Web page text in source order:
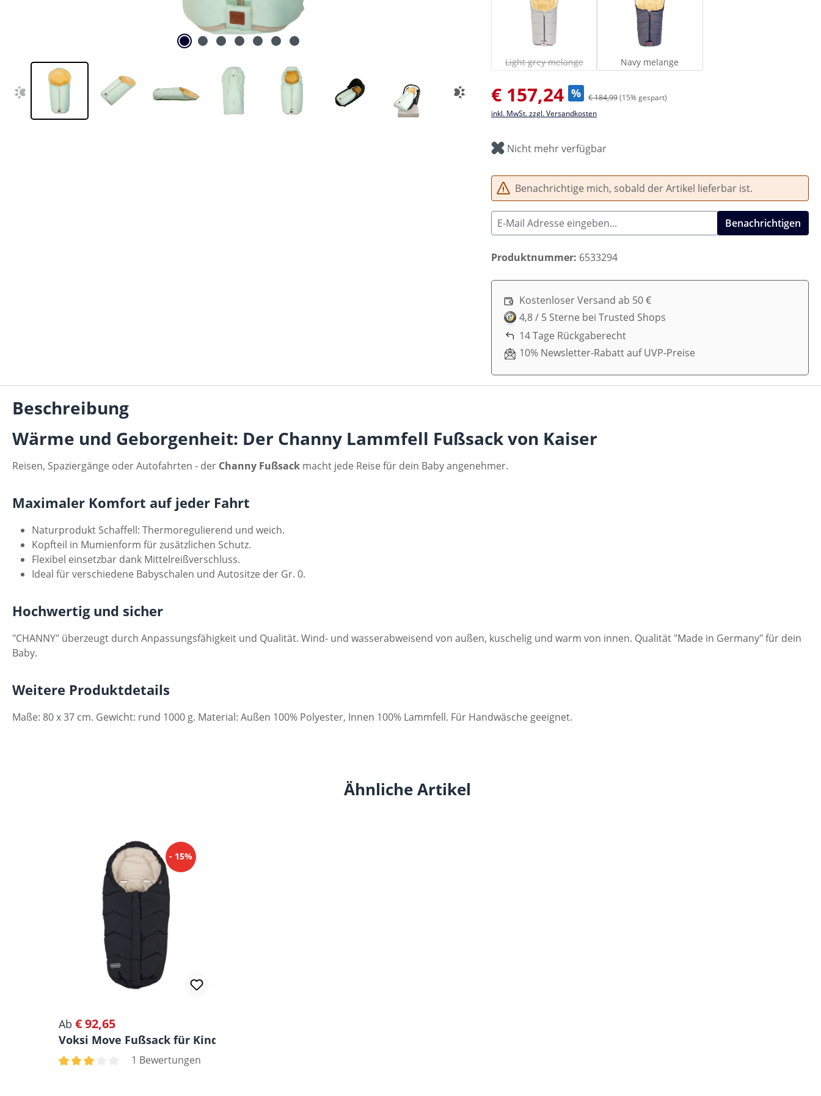
Light grey melange
Light grey melange
(Diese Option ist zurzeit nicht verfügbar.)
Navy melange
Navy melange
Verkaufspreis:
€ 157,24 % € 184,99(15% gespart)
inkl. MwSt. zzgl. Versandkosten
Nicht mehr verfügbar
Benachrichtige mich, sobald der Artikel lieferbar ist.
Benachrichtigen
Produktnummer: 6533294
Kostenloser Versand ab 50 €
4,8 / 5 Sterne bei Trusted Shops
14 Tage Rückgaberecht
10% Newsletter-Rabatt auf UVP-Preise
Beschreibung
Wärme und Geborgenheit: Der Channy Lammfell Fußsack von Kaiser
Reisen, Spaziergänge oder Autofahrten - der Channy Fußsack macht jede Reise für dein Baby angenehmer.
Maximaler Komfort auf jeder Fahrt
Naturprodukt Schaffell: Thermoregulierend und weich.
Kopfteil in Mumienform für zusätzlichen Schutz.
Flexibel einsetzbar dank Mittelreißverschluss.
Ideal für verschiedene Babyschalen und Autositze der Gr. 0.
Hochwertig und sicher
"CHANNY" überzeugt durch Anpassungsfähigkeit und Qualität. Wind- und wasserabweisend von außen, kuschelig und warm von innen. Qualität "Made in Germany" für dein
Baby.
Weitere Produktdetails
Maße: 80 x 37 cm. Gewicht: rund 1000 g. Material: Außen 100% Polyester, Innen 100% Lammfell. Für Handwäsche geeignet.
Ähnliche Artikel
- 15%
Regulärer Preis:
Ab € 92,65
Voksi Move Fußsack für Kinderwagen & Babyschale 2025 (0-18 Monate)
1 Bewertungen